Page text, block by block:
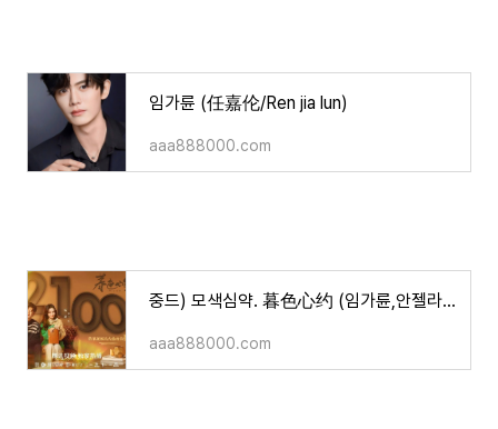
임가륜 (任嘉伦/Ren jia lun)
aaa888000.com
중드) 모색심약. 暮色心约 (임가륜,안젤라베이비 주연/줄거리.등장인물.영상)
aaa888000.com